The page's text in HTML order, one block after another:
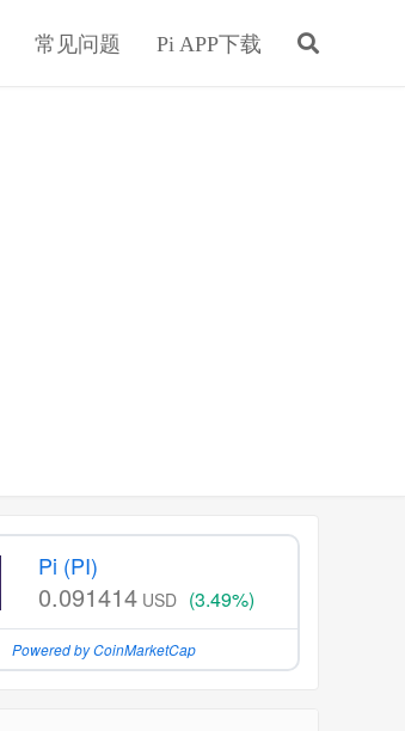
常见问题 Pi APP下载
Pi (PI)
0.091414 USD (3.49%)
Powered by CoinMarketCap